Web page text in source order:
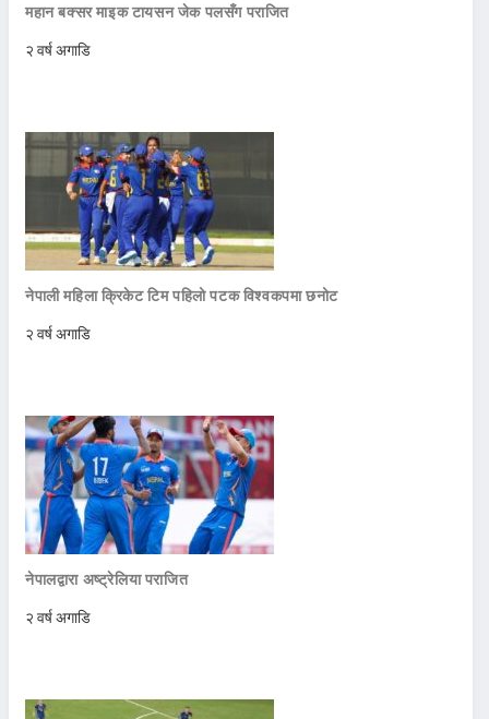
महान बक्सर माइक टायसन जेक पलसँग पराजित
२ वर्ष अगाडि
नेपाली महिला क्रिकेट टिम पहिलो पटक विश्वकपमा छनोट
२ वर्ष अगाडि
नेपालद्वारा अष्ट्रेलिया पराजित
२ वर्ष अगाडि